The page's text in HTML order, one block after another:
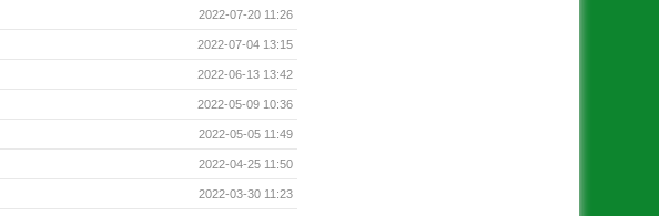
2022-07-20 11:26
2022-07-04 13:15
2022-06-13 13:42
2022-05-09 10:36
2022-05-05 11:49
2022-04-25 11:50
2022-03-30 11:23